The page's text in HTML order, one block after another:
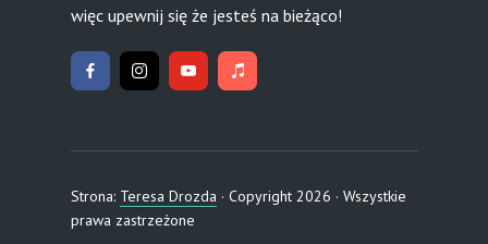
więc upewnij się że jesteś na bieżąco!
Strona: Teresa Drozda · Copyright 2026 · Wszystkie
prawa zastrzeżone